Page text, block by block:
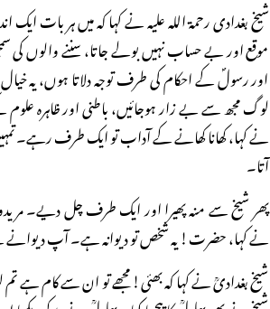
شیخ بغدادی رحمۃ اللہ علیہ نے کہا کہ میں ہر بات
موقع اور بے حساب نہیں بولے جاتا، سننے والوں کی
اور رسولؐ کے احکام کی طرف توجہ دلاتا ہوں، یہ خیال
لوگ مجھ سے بے زار ہوجائیں، باطنی اور ظاہرہ علوم
نے کہا، کھانا کھانے کے آداب تو ایک طرف رہے۔
آتا۔
پھر شیخ سے منہ پھیرا اور ایک طرف چل دیے۔
نے کہا، حضرت! یہ شخص تو دیوانہ ہے۔ آپ دیوانے سے
شیخ بغدادیؒ نے کہا کہ بھئی! مجھے تو ان سے کام ہے